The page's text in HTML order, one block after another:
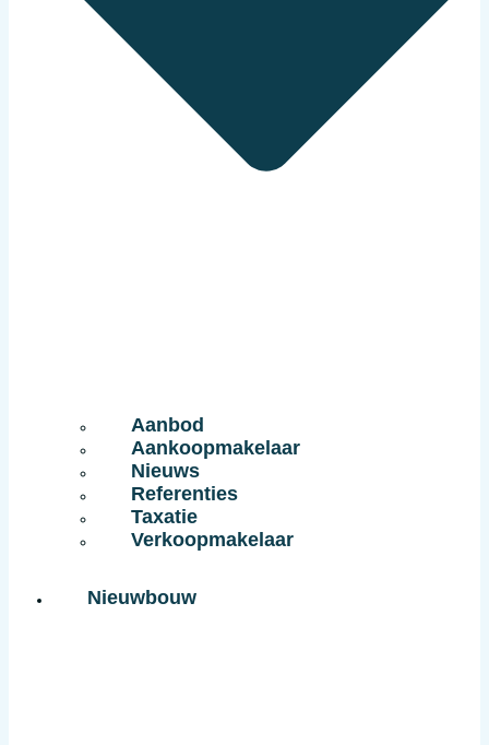
Aanbod
Aankoopmakelaar
Nieuws
Referenties
Taxatie
Verkoopmakelaar
Nieuwbouw